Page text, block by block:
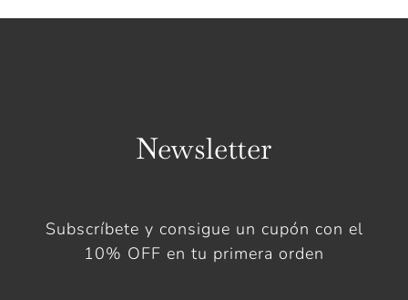
Newsletter
Subscríbete y consigue un cupón con el
10% OFF en tu primera orden